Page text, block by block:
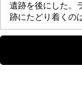
遺跡を後にした。
跡にたどり着くの